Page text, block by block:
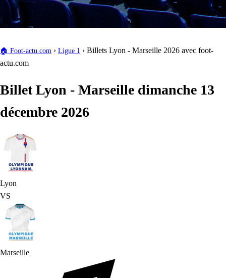
🏠 Foot-actu.com › Ligue 1 › Billets Lyon - Marseille 2026 avec foot-
actu.com
Billet Lyon - Marseille dimanche 13
décembre 2026
Lyon
VS
Marseille